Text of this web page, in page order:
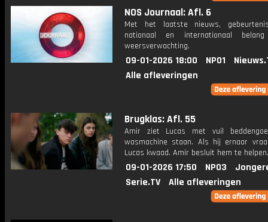
NOS Journaal: Afl. 6
Met het laatste nieuws,
nationaal en internationaal
weersverwachting.
09-01-2026 18:00 NPO1
Alle afleveringen
Brugklas: Afl. 55
Amir ziet Lucas met vuil
wasmachine staan. Als hij ernaar
Lucas kwaad. Amir besluit hem te helpen.
09-01-2026 17:50 NPO3
Serie.TV
Alle afleveringen